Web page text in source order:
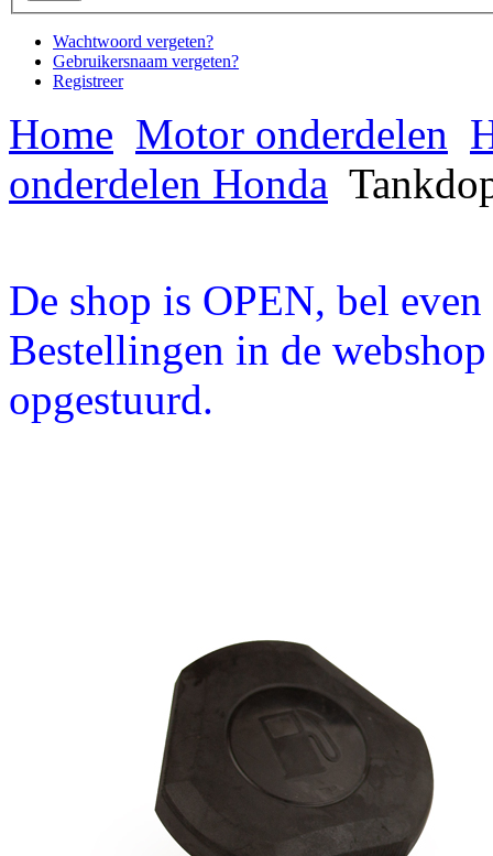
Wachtwoord vergeten?
Gebruikersnaam vergeten?
Registreer
Home Motor onderdelen
onderdelen Honda
De shop is OPEN, bel
Bestellingen in de
opgestuurd.